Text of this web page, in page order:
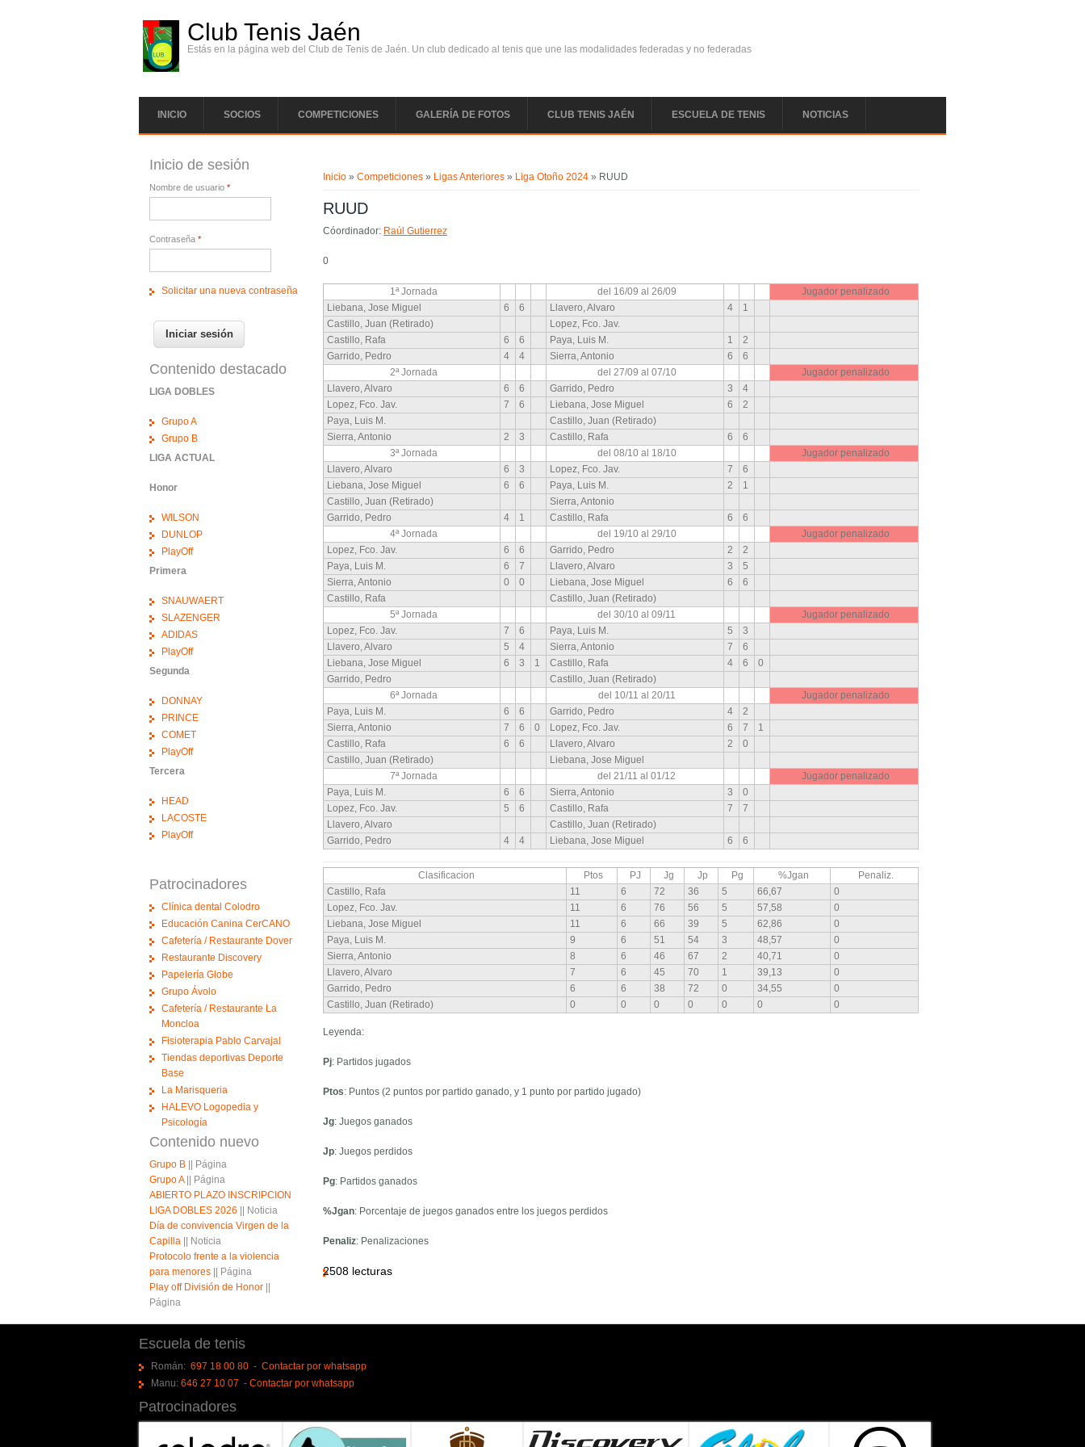
Club Tenis Jaén
Estás en la página web del Club de Tenis de Jaén. Un club dedicado al tenis que une las modalidades federadas y no federadas
INICIO SOCIOS COMPETICIONES GALERÍA DE FOTOS CLUB TENIS JAÉN ESCUELA DE TENIS NOTICIAS
Inicio »Competiciones » Ligas Anteriores » Liga Otoño 2024 » RUUD
RUUD
Cóordinador: Raúl Gutierrez
0
1ª Jornada del 16/09 al 26/09
Jugador penalizado
Liebana, Jose Miguel
6 6 Llavero, Alvaro 4
1
Castillo, Juan (Retirado)
Lopez, Fco. Jav.
Castillo, Rafa
6 6 Paya, Luis M. 1
2
Garrido, Pedro
4 4 Sierra, Antonio 6
6
2ª Jornada
del 27/09 al 07/10
Jugador penalizado
Llavero, Alvaro
6 6 Garrido, Pedro 3
4
Lopez, Fco. Jav.
7 6 Liebana, Jose Miguel 6
2
Paya, Luis M.
Castillo, Juan (Retirado)
Sierra, Antonio
2 3 Castillo, Rafa 6
6
3ª Jornada
del 08/10 al 18/10
Jugador penalizado
Llavero, Alvaro
6 3 Lopez, Fco. Jav. 7
6
Liebana, Jose Miguel
6 6 Paya, Luis M. 2
1
Castillo, Juan (Retirado)
Sierra, Antonio
Garrido, Pedro
4 1 Castillo, Rafa 6
6
4ª Jornada
del 19/10 al 29/10
Jugador penalizado
Lopez, Fco. Jav.
6 6 Garrido, Pedro 2
2
Paya, Luis M.
6 7 Llavero, Alvaro 3
5
Sierra, Antonio
0 0 Liebana, Jose Miguel 6
6
Castillo, Rafa
Castillo, Juan (Retirado)
5ª Jornada
del 30/10 al 09/11
Jugador penalizado
Lopez, Fco. Jav.
7 6 Paya, Luis M. 5
3
Llavero, Alvaro
5 4 Sierra, Antonio 7
6
Liebana, Jose Miguel
6 3 1 Castillo, Rafa 4 6
0
Garrido, Pedro
Castillo, Juan (Retirado)
6ª Jornada
del 10/11 al 20/11
Jugador penalizado
Paya, Luis M.
6 6 Garrido, Pedro 4
2
Sierra, Antonio
7 6 0 Lopez, Fco. Jav. 6 7
1
Castillo, Rafa
6 6 Llavero, Alvaro 2
0
Castillo, Juan (Retirado)
Liebana, Jose Miguel
7ª Jornada
del 21/11 al 01/12
Jugador penalizado
Paya, Luis M.
6 6 Sierra, Antonio 3
0
Lopez, Fco. Jav.
5 6 Castillo, Rafa 7
7
Llavero, Alvaro
Castillo, Juan (Retirado)
Garrido, Pedro
4 4 Liebana, Jose Miguel 6 6
Clasificacion Ptos PJ Jg Jp Pg %Jgan
Penaliz.
Castillo, Rafa
11 6 72 36 5 66,67
0
Lopez, Fco. Jav.
11 6 76 56 5 57,58
0
Liebana, Jose Miguel
11 6 66 39 5 62,86
0
Paya, Luis M.
9 6 51 54 3 48,57
0
Sierra, Antonio
8 6 46 67 2 40,71
0
Llavero, Alvaro
7 6 45 70 1 39,13
0
Garrido, Pedro
6 6 38 72 0 34,55
0
Castillo, Juan (Retirado)
0 0 0 0 0 0 0
Leyenda:
Pj: Partidos jugados
Ptos: Puntos (2 puntos por partido ganado, y 1 punto por partido jugado)
Jg: Juegos ganados
Jp: Juegos perdidos
Pg: Partidos ganados
%Jgan: Porcentaje de juegos ganados entre los juegos perdidos
Penaliz: Penalizaciones
2508 lecturas
Inicio de sesión
Nombre de usuario*
Contraseña*
Solicitar una nueva contraseña
Contenido destacado
LIGA DOBLES
Grupo A
Grupo B
LIGA ACTUAL
Honor
WILSON
DUNLOP
PlayOff
Primera
SNAUWAERT
SLAZENGER
ADIDAS
PlayOff
Segunda
DONNAY
PRINCE
COMET
PlayOff
Tercera
HEAD
LACOSTE
PlayOff
Patrocinadores
Clínica dental Colodro
Educación Canina CerCANO
Cafetería / Restaurante Dover
Restaurante Discovery
Papelería Globe
Grupo Ávolo
Cafetería / Restaurante La
Moncloa
Fisioterapia Pablo Carvajal
Tiendas deportivas Deporte
Base
La Marisqueria
HALEVO Logopedia y
Psicología
Contenido nuevo
Grupo B
Página
Grupo A
Página
ABIERTO PLAZO INSCRIPCION
LIGA DOBLES 2026
Noticia
Día de convivencia Virgen de la
Capilla
Noticia
Protocolo frente a la violencia
para menores
Página
Play off División de Honor
Página
Escuela de tenis
Román: 697 18 00 80 - Contactar por whatsapp
Manu: 646 27 10 07 - Contactar por whatsapp
Patrocinadores